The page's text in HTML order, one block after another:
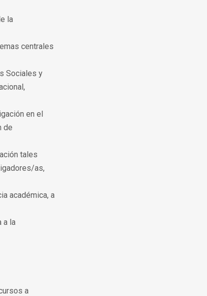
la
centrales
Sociales y
en el
de
tales
as,
académica, a
a la
a